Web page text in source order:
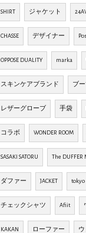
SHIRT ジャケット
CHASSE デザイナー
OPPOSE DUALITY marka
スキンケアブランド ブー
レザーグローブ 手袋
コラボ WONDER ROOM
SASAKI SATORU The DUFFER
ダファー JACKET tokyo
チェックシャツ Afiit
KAKAN ローファー